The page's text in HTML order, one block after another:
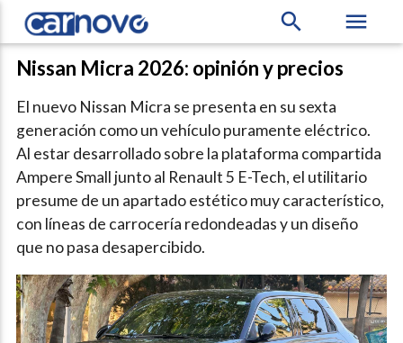
search menu
Nissan Micra 2026: opinión y precios
El nuevo Nissan Micra se presenta en su sexta
generación como un vehículo puramente eléctrico.
Al estar desarrollado sobre la plataforma compartida
Ampere Small junto al Renault 5 E-Tech, el utilitario
presume de un apartado estético muy característico,
con líneas de carrocería redondeadas y un diseño
que no pasa desapercibido.